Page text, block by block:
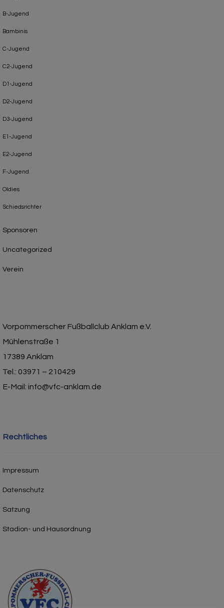
B-Jugend
Bambinis
C-Jugend
C2-Jugend
D1-Jugend
D2-Jugend
D3-Jugend
E1-Jugend
E2-Jugend
F-Jugend
Oldies
Schiedsrichter
Sponsoren
Uncategorized
Verein
Vorpommerscher Fußballclub Anklam e.V.
Mühlenstraße 1
17389 Anklam
Tel.: 03971 – 210429
E-Mail: info@vfc-anklam.de
Rechtliches
Impressum
Datenschutz
Satzung
Stadion- und Hausordnung